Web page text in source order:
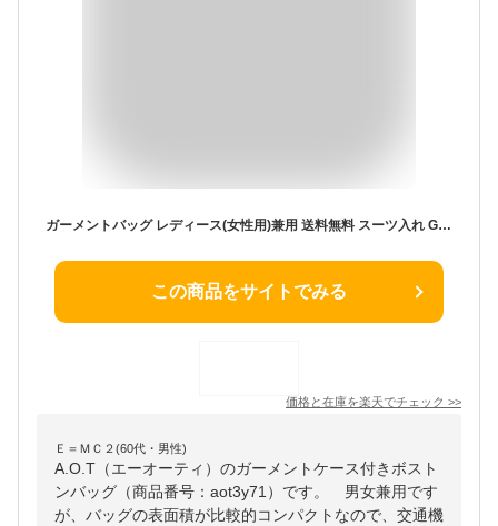
ガーメントバッグ レディース(女性用)兼用 送料無料 スーツ入れ GARMENT バッグ スーツ ツーリストバッグ ガーメントバック ガーメントケース メンズ(男性用)紳士用 ハンガーケース BAG ハンガー付きバッグ 収納 ハンガーバッグ 3y71
この商品をサイトでみる
価格と在庫を楽天でチェック >>
Ｅ＝ＭＣ２(60代・男性)
A.O.T（エーオーティ）のガーメントケース付きボスト
ンバッグ（商品番号：aot3y71）です。 男女兼用です
が、バッグの表面積が比較的コンパクトなので、交通機